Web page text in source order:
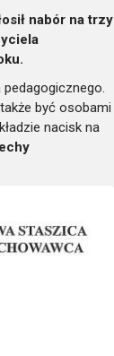
nabór na trzy
być osobami
nacisk na